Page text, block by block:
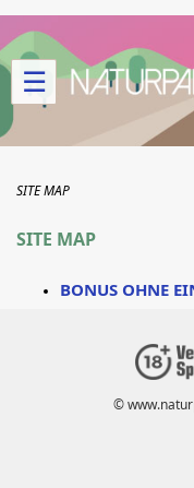
☰
SITE MAP
SITE MAP
BONUS OHNE
©